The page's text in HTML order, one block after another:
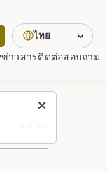
ข่าวสารติดต่อสอบถาม
ไทย